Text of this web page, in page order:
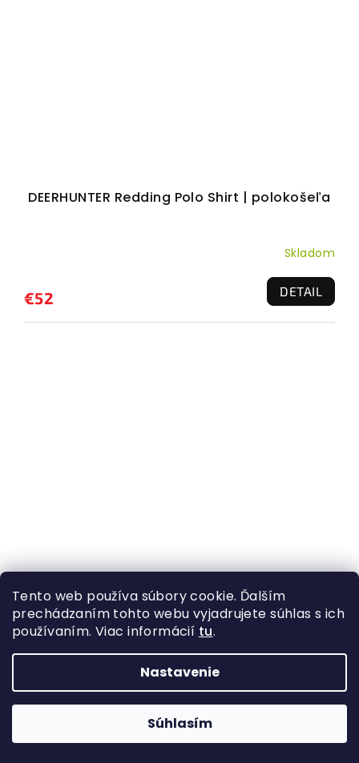
Tento web používa súbory cookie. Ďalším
prechádzaním tohto webu vyjadrujete súhlas s ich
používaním. Viac informácií tu.
Nastavenie
Súhlasím
DEERHUNTER Redding Polo Shirt | polokošeľa
Skladom
€52 DETAIL
Pánske tričko Oranžové LOVECKÁ VÁŠEŇ
€19 DETAIL